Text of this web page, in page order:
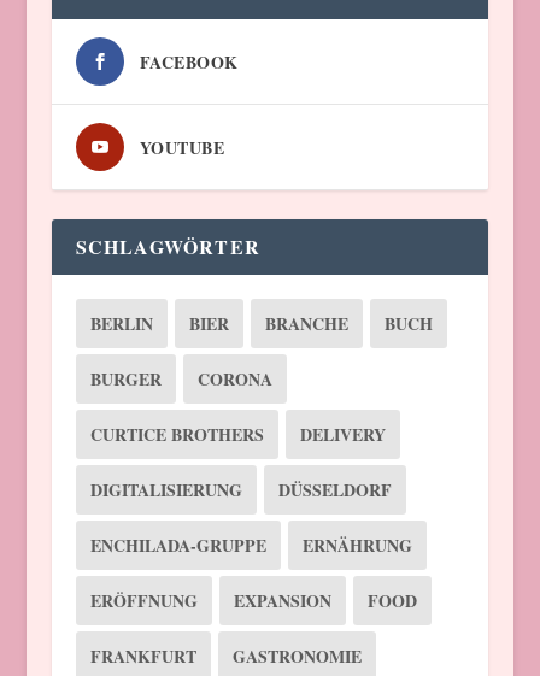
FACEBOOK
YOUTUBE
SCHLAGWÖRTER
BERLIN BIER BRANCHE BUCH
BURGER CORONA
CURTICE BROTHERS DELIVERY
DIGITALISIERUNG DÜSSELDORF
ENCHILADA-GRUPPE ERNÄHRUNG
ERÖFFNUNG EXPANSION FOOD
FRANKFURT GASTRONOMIE